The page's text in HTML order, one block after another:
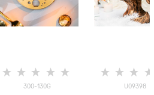
300-130G U09398